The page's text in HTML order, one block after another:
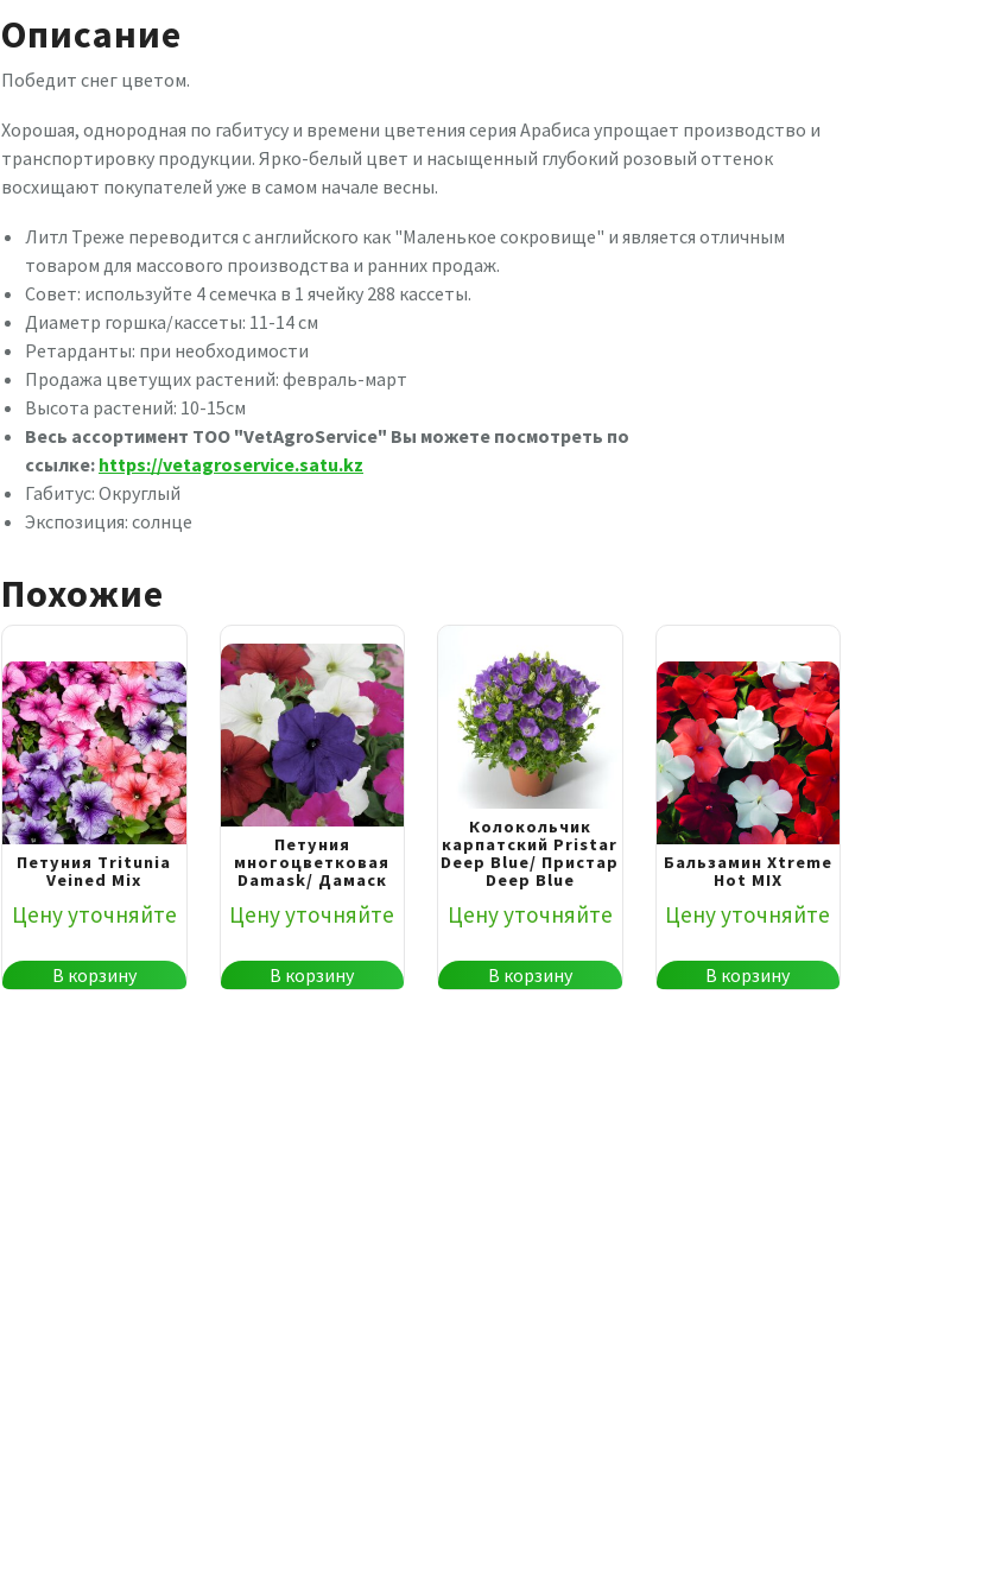
Описание
Победит снег цветом.
Хорошая, однородная по габитусу и времени цветения серия Арабиса упрощает производство и
транспортировку продукции. Ярко-белый цвет и насыщенный глубокий розовый оттенок
восхищают покупателей уже в самом начале весны.
Литл Треже переводится с английского как "Маленькое сокровище" и является отличным
товаром для массового производства и ранних продаж.
Совет: используйте 4 семечка в 1 ячейку 288 кассеты.
Диаметр горшка/кассеты: 11-14 см
Ретарданты: при необходимости
Продажа цветущих растений: февраль-март
Высота растений: 10-15см
Весь ассортимент ТОО "VetAgroService" Вы можете посмотреть по
ссылке: https://vetagroservice.satu.kz
Габитус: Округлый
Экспозиция: солнце
Похожие
Петуния Тritunia
Veined Mix
Цену уточняйте
В корзину
Петуния
многоцветковая
Damask/ Дамаск
Цену уточняйте
В корзину
Колокольчик
карпатский Pristar
Deep Blue/ Пристар
Deep Blue
Цену уточняйте
В корзину
Бальзамин Xtreme
Hot MIX
Цену уточняйте
В корзину